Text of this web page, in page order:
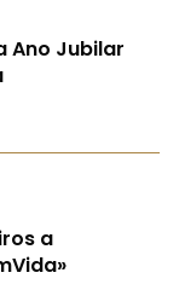
Ano Jubilar
a